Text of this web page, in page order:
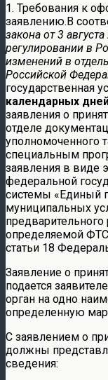
1. Требования к
заявлению.В
закона от 3
регулировании в
изменений в
Российской
государственная
календарных
заявления о
отделе
уполномоченного
специальным
заявления в виде
федеральной
системы «Единый
муниципальных
определяемой ФТС
статьи 18
Заявление о
подается
орган на одно
определенную
С заявлением о
должны
сведения: